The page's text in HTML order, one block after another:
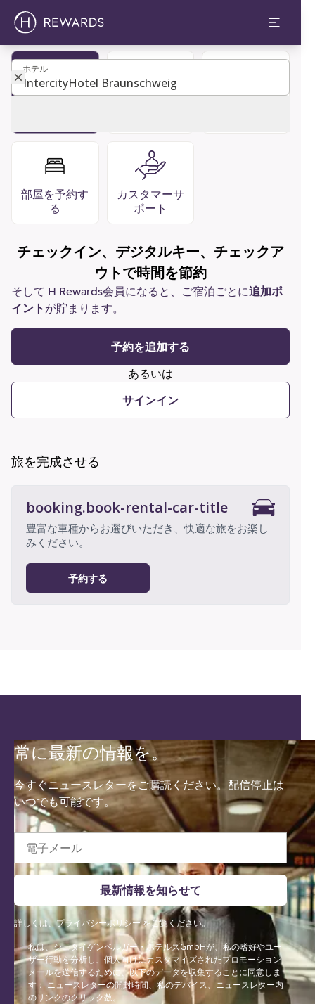
ホテル
ホテル
部屋を予約す
る
カスタマーサ
ポート
チェックイン、デジタルキー、チェックア
ウトで時間を節約
そして H Rewards会員になると、ご宿泊ごとに追加ポ
イントが貯まります。
予約を追加する
あるいは
サインイン
旅を完成させる
booking.book-rental-car-title
豊富な車種からお選びいただき、快適な旅をお楽し
みください。
予約する
常に最新の情報を。
今すぐニュースレターをご購読ください。配信停止は
いつでも可能です。
電子メール
最新情報を知らせて
詳しくは、プライバシーポリシーをご覧ください。
私は、シュタイゲンベルガー・ホテルズGmbHが、私の嗜好やユー
ザー行動を分析し、個人向けにカスタマイズされたプロモーション
メールを送信するために、以下のデータを収集することに同意しま
す： ニュースレターの開封時間、私のデバイス、ニュースレター内
のリンクのクリック数。